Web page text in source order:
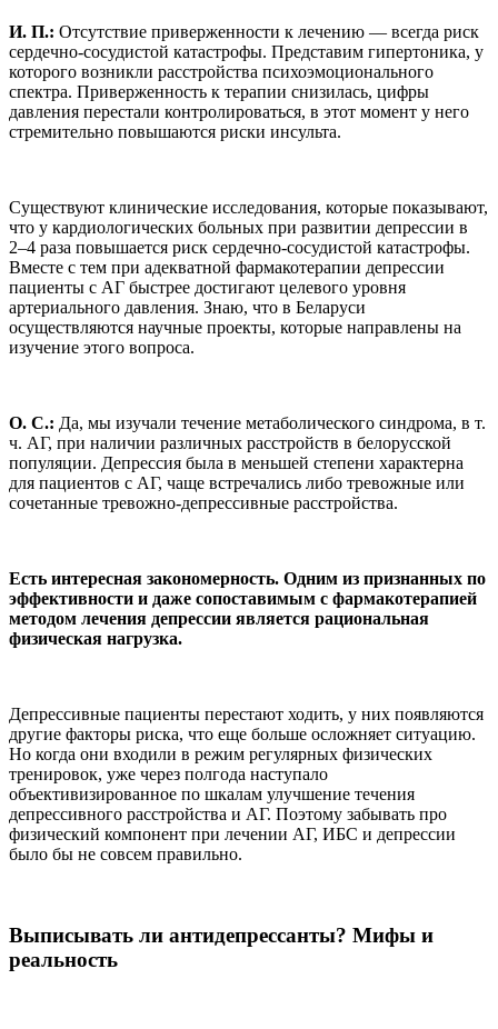
И. П.: Отсутствие приверженности к лечению — всегда риск
сердечно-сосудистой катастрофы. Представим гипертоника, у
которого возникли расстройства психоэмоционального
спектра. Приверженность к терапии снизилась, цифры
давления перестали контролироваться, в этот момент у него
стремительно повышаются риски инсульта.
Существуют клинические исследования, которые показывают,
что у кардиологических больных при развитии депрессии в
2–4 раза повышается риск сердечно-сосудистой катастрофы.
Вместе с тем при адекватной фармакотерапии депрессии
пациенты с АГ быстрее достигают целевого уровня
артериального давления. Знаю, что в Беларуси
осуществляются научные проекты, которые направлены на
изучение этого вопроса.
О. С.: Да, мы изучали течение метаболического синдрома, в т.
ч. АГ, при наличии различных расстройств в белорусской
популяции. Депрессия была в меньшей степени характерна
для пациентов с АГ, чаще встречались либо тревожные или
сочетанные тревожно-депрессивные расстройства.
Есть интересная закономерность. Одним из признанных по
эффективности и даже сопоставимым с фармакотерапией
методом лечения депрессии является рациональная
физическая нагрузка.
Депрессивные пациенты перестают ходить, у них появляются
другие факторы риска, что еще больше осложняет ситуацию.
Но когда они входили в режим регулярных физических
тренировок, уже через полгода наступало
объективизированное по шкалам улучшение течения
депрессивного расстройства и АГ. Поэтому забывать про
физический компонент при лечении АГ, ИБС и депрессии
было бы не совсем правильно.
Выписывать ли антидепрессанты? Мифы и
реальность